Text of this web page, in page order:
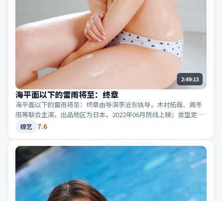
2:49:13
海平面以下的雷雨将至：终章
海平面以下的雷雨将至：终章由导演李沧东执导，木村拓哉、周冬
雨等联合主演，出品地区为日本，2022年06月院线上映；类型定位
为综艺·喜剧，轻快节奏与生活化笑点。适合检索「日本喜剧」
综艺 7.6